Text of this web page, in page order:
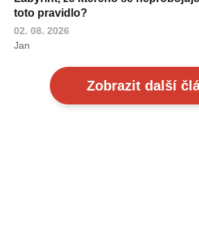
toto pravidlo?
02. 08. 2026
Jan
Zobrazit další